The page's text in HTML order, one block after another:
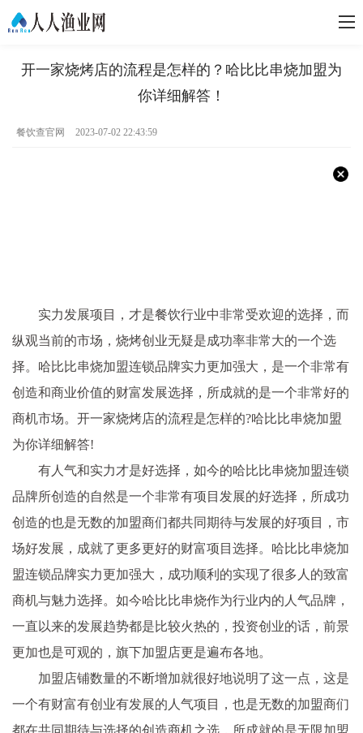
开一家烧烤店的流程是怎样的？哈比比串烧加盟为
你详细解答！
餐饮查官网 2023-07-02 22:43:59
实力发展项目，才是餐饮行业中非常受欢迎的选择，而
纵观当前的市场，烧烤创业无疑是成功率非常大的一个选
择。哈比比串烧加盟连锁品牌实力更加强大，是一个非常有
创造和商业价值的财富发展选择，所成就的是一个非常好的
商机市场。开一家烧烤店的流程是怎样的?哈比比串烧加盟
为你详细解答!
有人气和实力才是好选择，如今的哈比比串烧加盟连锁
品牌所创造的自然是一个非常有项目发展的好选择，所成功
创造的也是无数的加盟商们都共同期待与发展的好项目，市
场好发展，成就了更多更好的财富项目选择。哈比比串烧加
盟连锁品牌实力更加强大，成功顺利的实现了很多人的致富
商机与魅力选择。如今哈比比串烧作为行业内的人气品牌，
一直以来的发展趋势都是比较火热的，投资创业的话，前景
更加也是可观的，旗下加盟店更是遍布各地。
加盟店铺数量的不断增加就很好地说明了这一点，这是
一个有财富有创业有发展的人气项目，也是无数的加盟商们
都在共同期待与选择的创造商机之选，所成就的是无限加盟